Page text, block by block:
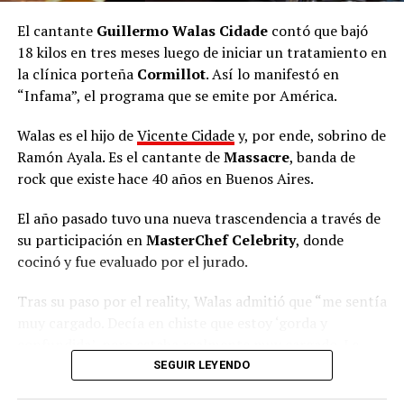
Ver esta publicación en Instagram
Por los Pirineos en soledad
“El año pasado estuve laburando en España diez meses.
Estuve 34 días atravesando 864 kilómetros en la
montaña, en soledad, con la mochila. Cuando terminé
El cantante Guillermo Walas Cidadecontó que bajó
18 kilos en tres meses luego de iniciar un tratamiento en
la clínica porteña Cormillot. Así lo manifestó en
“Infama”, el programa que se emite por América.
Walas es el hijo deVicente Cidadey, por ende, sobrino de
Ramón Ayala. Es el cantante deMassacre, banda de
rock que existe hace 40 años en Buenos Aires.
El año pasado tuvo una nueva trascendencia a través de
su participación enMasterChef Celebrity, donde
cocinó y fue evaluado por el jurado.
Tras su paso por el reality, Walas admitió que “me sentía
daba a las piernas demasiado peso”, confesó en Infama.
SEGUIR LEYENDO